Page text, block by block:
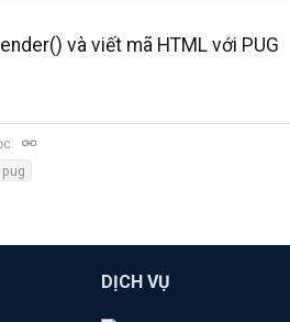
và viết mã HTML với PUG
pug
DỊCH VỤ